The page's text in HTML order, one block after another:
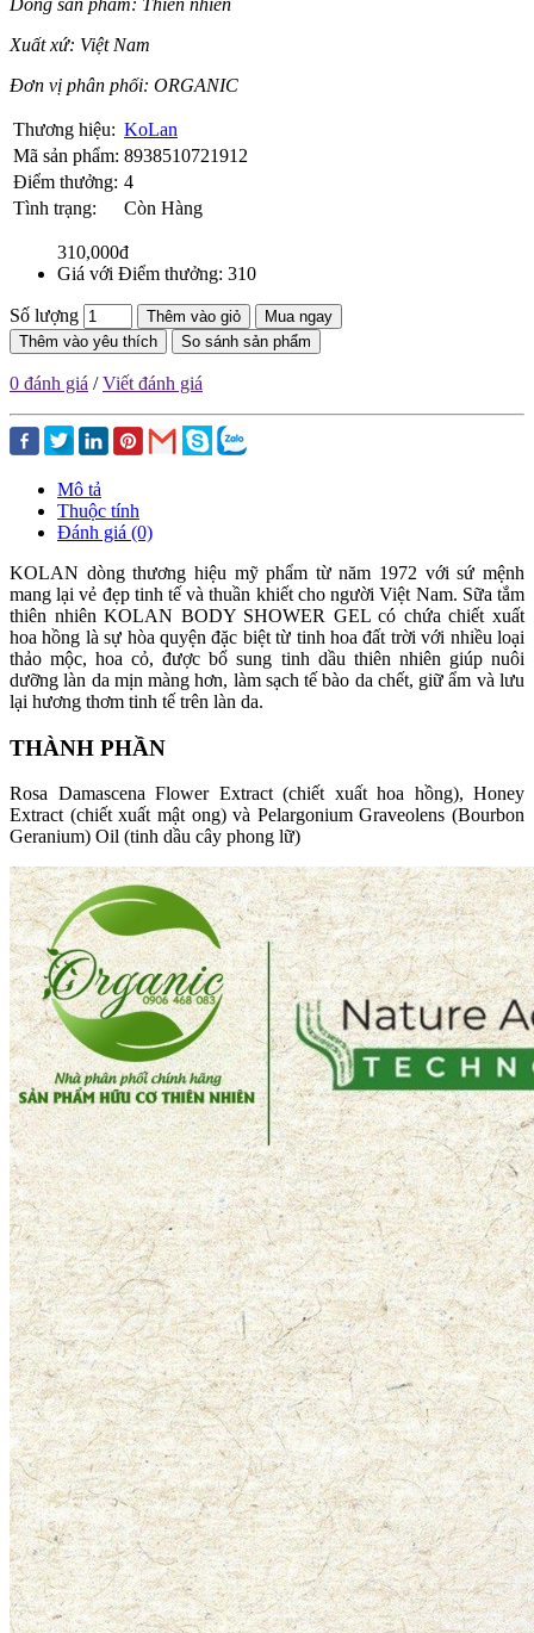
Xuất xứ: Việt Nam
Đơn vị phân phối: ORGANIC
Thương hiệu: KoLan
Mã sản phẩm: 8938510721912
Điểm thưởng: 4
Tình trạng:
Còn Hàng
310,000đ
Giá với Điểm thưởng: 310
Số lượng Thêm vào giỏ
Mua ngay
Thêm vào yêu thích
So sánh sản phẩm
0 đánh giá /Viết đánh giá
Mô tả
Thuộc tính
Đánh giá (0)
KOLAN dòng thương hiệu mỹ phẩm từ năm 1972 với sứ mệnh
mang lại vẻ đẹp tinh tế và thuần khiết cho người Việt Nam. Sữa tắm
thiên nhiên KOLAN BODY SHOWER GEL có chứa chiết xuất
hoa hồng là sự hòa quyện đặc biệt từ tinh hoa đất trời với nhiều loại
thảo mộc, hoa cỏ, được bổ sung tinh dầu thiên nhiên giúp nuôi
dưỡng làn da mịn màng hơn, làm sạch tế bào da chết, giữ ẩm và lưu
lại hương thơm tinh tế trên làn da.
THÀNH PHẦN
Rosa Damascena Flower Extract (chiết xuất hoa hồng), Honey
Extract (chiết xuất mật ong) và Pelargonium Graveolens (Bourbon
Geranium) Oil (tinh dầu cây phong lữ)